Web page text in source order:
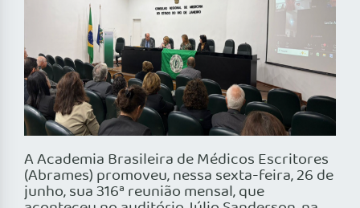
A Academia Brasileira de Médicos Escritores
(Abrames) promoveu, nessa sexta-feira, 26 de
junho, sua 316ª reunião mensal, que